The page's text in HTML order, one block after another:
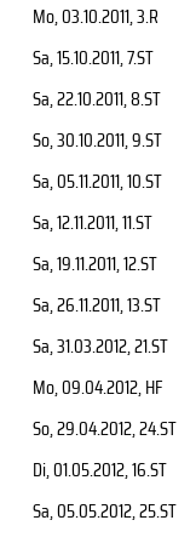
Mo, 03.10.2011, 3.R
Sa, 15.10.2011, 7.ST
Sa, 22.10.2011, 8.ST
So, 30.10.2011, 9.ST
Sa, 05.11.2011, 10.ST
Sa, 12.11.2011, 11.ST
Sa, 19.11.2011, 12.ST
Sa, 26.11.2011, 13.ST
Sa, 31.03.2012, 21.ST
Mo, 09.04.2012, HF
So, 29.04.2012, 24.ST
Di, 01.05.2012, 16.ST
Sa, 05.05.2012, 25.ST